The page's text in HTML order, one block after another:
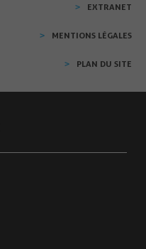
EXTRANET
MENTIONS LÉGALES
PLAN DU SITE